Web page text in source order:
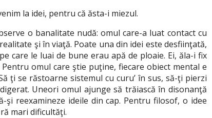
la idei, pentru că ăsta-i miezul.
o banalitate nudă: omul care-a luat contact cu
şi în viaţă. Poate una din idei este desfiinţată,
care le luai de bune erau apă de ploaie. Ei, ăla-i fix
omul care ştie puţine, fiecare obiect mental e
ţi se răstoarne sistemul cu curu’ în sus, să-ţi pierzi
Uneori omul ajunge să trăiască în disonanţă
reexamineze ideile din cap. Pentru filosof, o idee
mari dificultăţi.